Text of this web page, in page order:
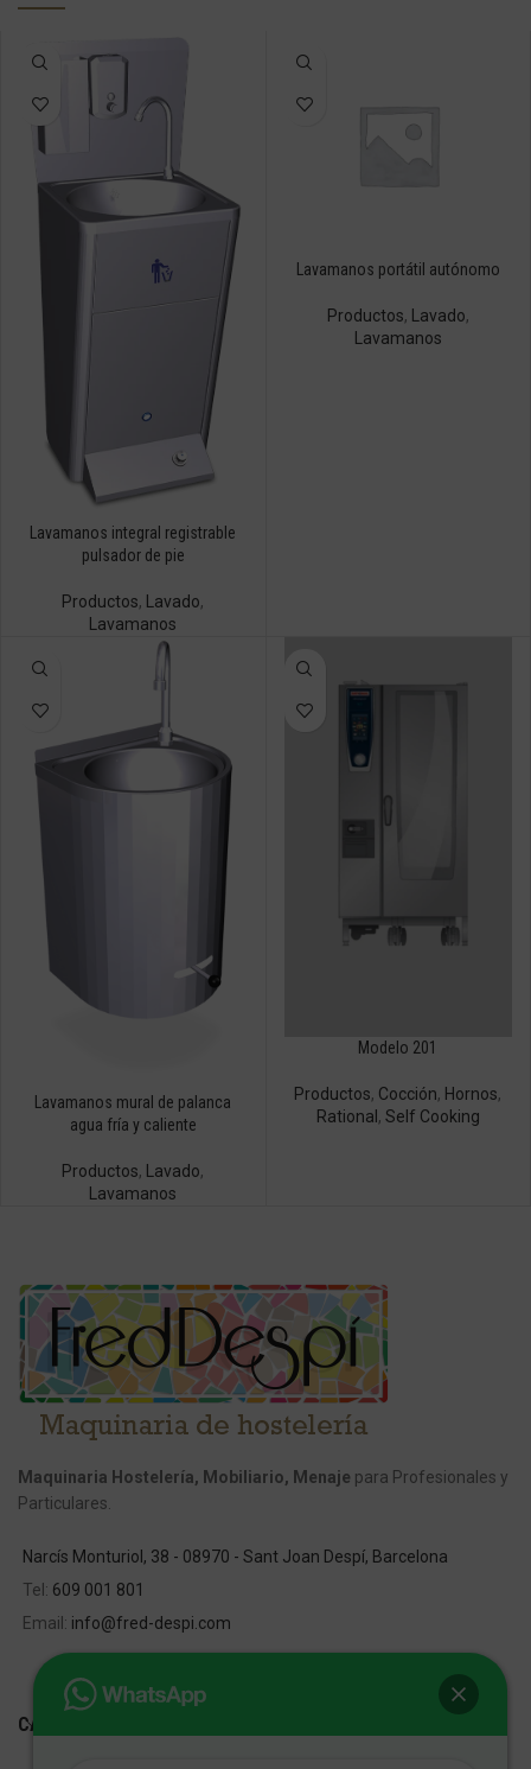
Lavamanos integral registrable
pulsador de pie
Productos, Lavado,
Lavamanos
Lavamanos portátil autónomo
Productos, Lavado,
Lavamanos
Lavamanos mural de palanca
agua fría y caliente
Productos, Lavado,
Lavamanos
Modelo 201
Productos, Cocción, Hornos,
Rational , Self Cooking
Maquinaria Hostelería, Mobiliario, Menaje para Profesionales y
Particulares.
Narcís Monturiol, 38 - 08970 - Sant Joan Despí, Barcelona
Tel: 609 001 801
Email: info@fred-despi.com
CATEGORIAS